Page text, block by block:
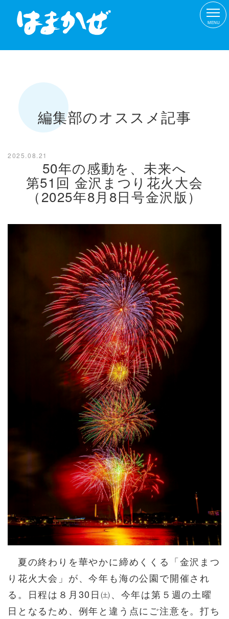
MENU
編集部のオススメ記事
2025.08.21
50年の感動を、未来へ
第51回 金沢まつり花火大会
（2025年8月8日号金沢版）
夏の終わりを華やかに締めくくる「金沢まつ
り花火大会」が、今年も海の公園で開催され
る。日程は８月30日㈯、今年は第５週の土曜
日となるため、例年と違う点にご注意を。打ち